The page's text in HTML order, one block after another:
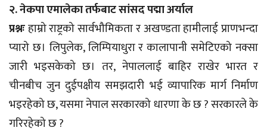
२. नेकपा एमालेका तर्फबाट सांसद पद्मा अर्याल
प्रश्नःहाम्रो राष्ट्रको सार्वभौमिकता र अखण्डता हामीलाई प्राणभन्दा
प्यारो छ। लिपुलेक, लिम्पियाधुरा र कालापानी समेटिएको नक्सा
जारी भइसकेको छ। तर, नेपाललाई बाहिर राखेर भारत र
चीनबीच जुन दुईपक्षीय समझदारी भई व्यापारिक मार्ग निर्माण
भइरहेको छ, यसमा नेपाल सरकारको धारणा के छ ? सरकारले के
गरिरहेको छ ?